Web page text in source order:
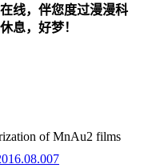
线，伴您度过漫漫科
息，好梦！
of MnAu2 films